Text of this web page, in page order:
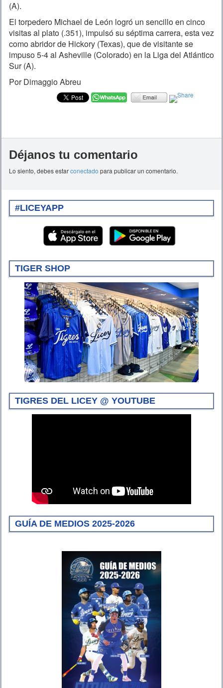
(A).
El torpedero Michael de León logró un sencillo en cinco
visitas al plato (.351), impulsó su séptima carrera, esta vez
como abridor de Hickory (Texas), que de visitante se
impuso 5-4 al Asheville (Colorado) en la Liga del Atlántico
Sur (A).
Por Dimaggio Abreu
Déjanos tu comentario
Lo siento, debes estarconectado para publicar un comentario.
#LICEYAPP
TIGER SHOP
TIGRES DEL LICEY @ YOUTUBE
GUÍA DE MEDIOS 2025-2026